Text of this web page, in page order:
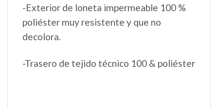
-Exterior de loneta impermeable 100 %
poliéster muy resistente y que no
decolora.
-Trasero de tejido técnico 100 & poliéster